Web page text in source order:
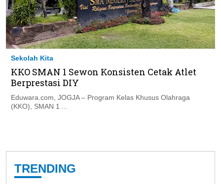
Sekolah Kita
KKO SMAN 1 Sewon Konsisten Cetak Atlet
Berprestasi DIY
Eduwara.com, JOGJA – Program Kelas Khusus Olahraga
(KKO), SMAN 1 ...
TRENDING